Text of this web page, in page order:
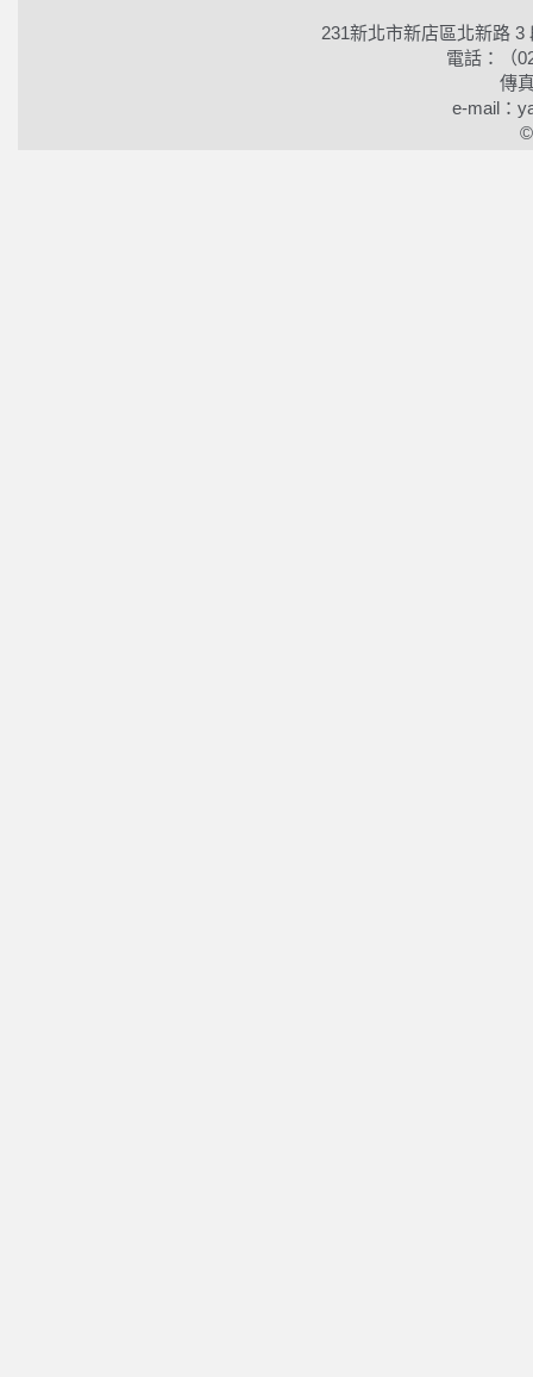
231新北市新店區北新路
電話：（
傳
e-mail：